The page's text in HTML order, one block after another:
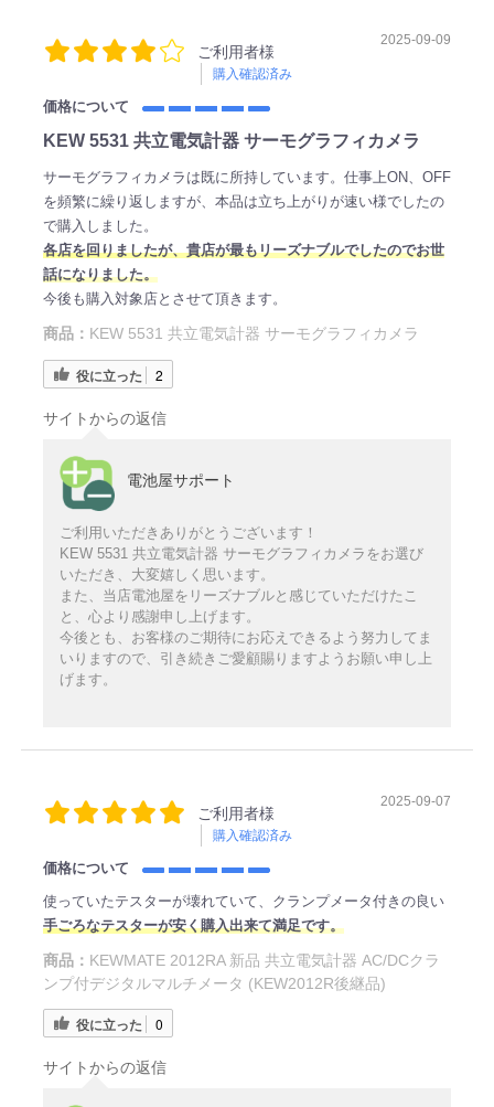
ご利用者様
購入確認済み
2025-09-09
価格について
KEW 5531 共立電気計器 サーモグラフィカメラ
サーモグラフィカメラは既に所持しています。仕事上ON、OFF
を頻繁に繰り返しますが、本品は立ち上がりが速い様でしたの
で購入しました。
各店を回りましたが、貴店が最もリーズナブルでしたのでお世
話になりました。
今後も購入対象店とさせて頂きます。
商品： KEW 5531 共立電気計器 サーモグラフィカメラ
役に立った 2
サイトからの返信
電池屋サポート
ご利用いただきありがとうございます！
KEW 5531 共立電気計器 サーモグラフィカメラをお選び
いただき、大変嬉しく思います。
また、当店電池屋をリーズナブルと感じていただけたこ
と、心より感謝申し上げます。
今後とも、お客様のご期待にお応えできるよう努力してま
いりますので、引き続きご愛顧賜りますようお願い申し上
げます。
ご利用者様
購入確認済み
2025-09-07
価格について
使っていたテスターが壊れていて、クランプメータ付きの良い
手ごろなテスターが安く購入出来て満足です。
商品： KEWMATE 2012RA 新品 共立電気計器 AC/DCクラ
ンプ付デジタルマルチメータ (KEW2012R後継品)
役に立った 0
サイトからの返信